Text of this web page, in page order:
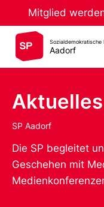
Mitglied
Sozialdemokratische
Aadorf
Aktuelles
SP Aadorf
Die SP begleitet
Geschehen mit